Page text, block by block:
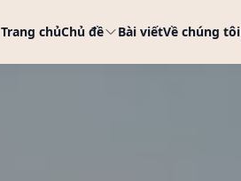
Trang chủChủ đề Bài viếtVề chúng tôi